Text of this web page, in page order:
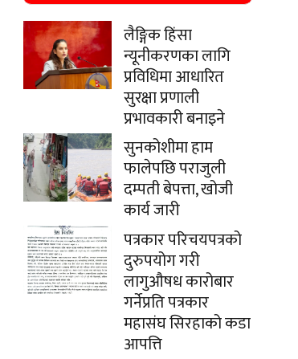
लैङ्गिक हिंसा
न्यूनीकरणका लागि
प्रविधिमा आधारित
सुरक्षा प्रणाली
प्रभावकारी बनाइने
सुनकोशीमा हाम
फालेपछि पराजुली
दम्पती बेपत्ता, खोजी
कार्य जारी
पत्रकार परिचयपत्रको
दुरुपयोग गरी
लागुऔषध कारोबार
गर्नेप्रति पत्रकार
महासंघ सिरहाको कडा
आपत्ति